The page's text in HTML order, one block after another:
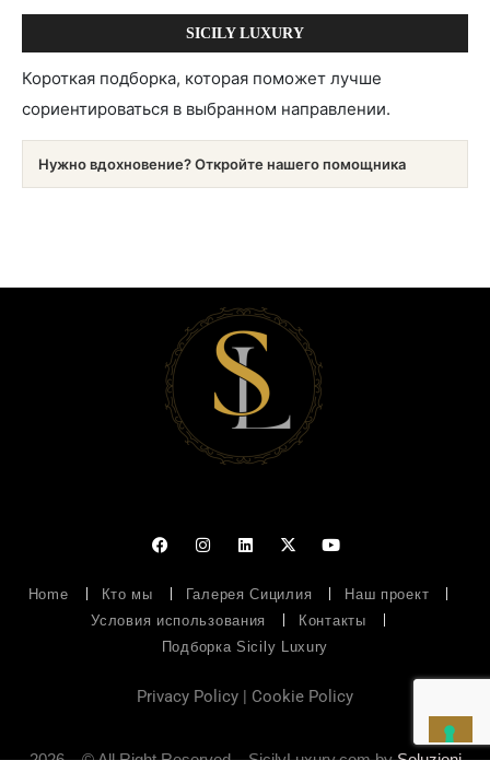
SICILY LUXURY
Короткая подборка, которая поможет лучше
сориентироваться в выбранном направлении.
Нужно вдохновение? Откройте нашего помощника
Home Кто мы Галерея Сицилия
Наш проект
Условия использования
Контакты
Подборка Sicily Luxury
Privacy Policy | Cookie Policy
2026 – © All Right Reserved – SicilyLuxury.com bySoluzioni